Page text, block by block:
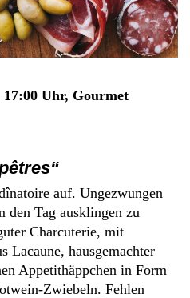
Uhr, Gourmet
auf. Ungezwungen
den Tag ausklingen zu
Charcuterie, mit
Lacaune, hausgemachter
Appetithäppchen in Form
Zwiebeln. Fehlen